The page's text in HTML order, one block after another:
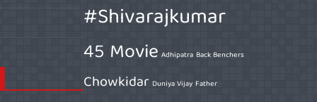
#Shivarajkumar
45 Movie Adhipatra Back Benchers
Chowkidar Duniya Vijay Father